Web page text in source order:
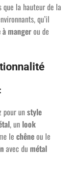
que la hauteur de la
qu’il
mangerou de
pour unstyle
, un look
le chêneou le
avec du métal